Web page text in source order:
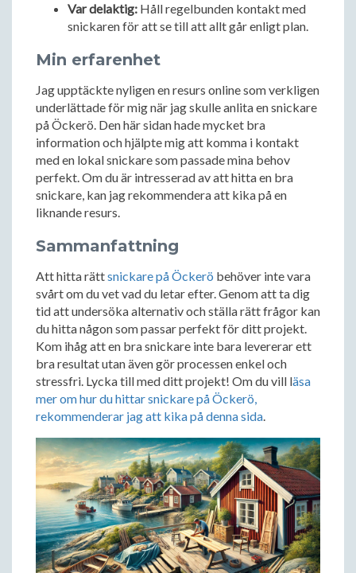
Var delaktig: Håll regelbunden kontakt med
snickaren för att se till att allt går enligt plan.
Min erfarenhet
Jag upptäckte nyligen en resurs online som verkligen
underlättade för mig när jag skulle anlita en snickare
på Öckerö. Den här sidan hade mycket bra
information och hjälpte mig att komma i kontakt
med en lokal snickare som passade mina behov
perfekt. Om du är intresserad av att hitta en bra
snickare, kan jag rekommendera att kika på en
liknande resurs.
Sammanfattning
Att hitta rättsnickare på Öckerö behöver inte vara
svårt om du vet vad du letar efter. Genom att ta dig
tid att undersöka alternativ och ställa rätt frågor kan
du hitta någon som passar perfekt för ditt projekt.
Kom ihåg att en bra snickare inte bara levererar ett
bra resultat utan även gör processen enkel och
stressfri. Lycka till med ditt projekt! Om du vill läsa
mer om hur du hittar snickare på Öckerö,
rekommenderar jag att kika på denna sida.